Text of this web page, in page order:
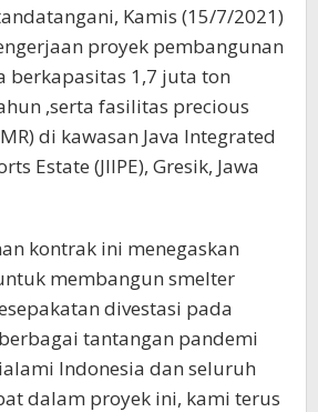
Kamis (15/7/2021)
proyek pembangunan
berkapasitas 1,7 juta ton
,serta fasilitas precious
di kawasan Java Integrated
Estate (JIIPE), Gresik, Jawa
kontrak ini menegaskan
membangun smelter
divestasi pada
tantangan pandemi
Indonesia dan seluruh
dalam proyek ini, kami terus